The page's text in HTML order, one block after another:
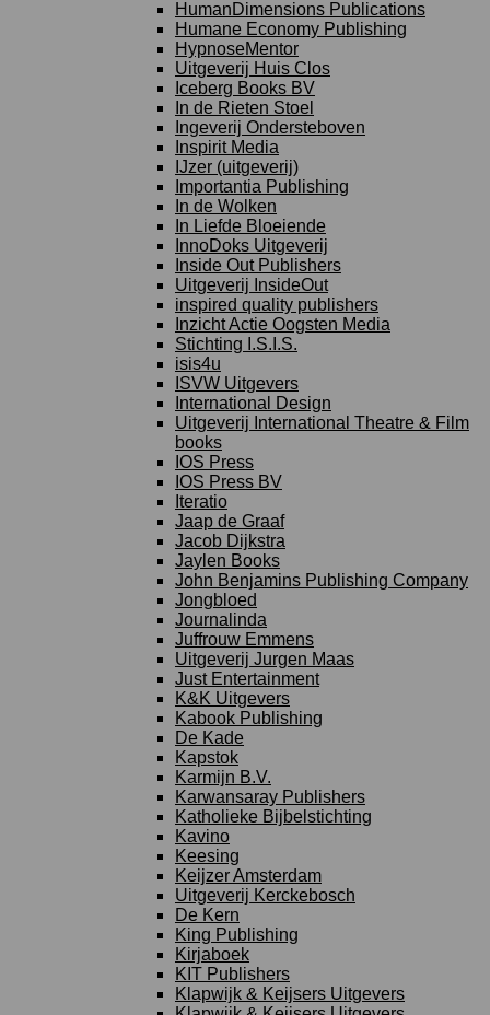
HumanDimensions Publications
Humane Economy Publishing
HypnoseMentor
Uitgeverij Huis Clos
Iceberg Books BV
In de Rieten Stoel
Ingeverij Ondersteboven
Inspirit Media
IJzer (uitgeverij)
Importantia Publishing
In de Wolken
In Liefde Bloeiende
InnoDoks Uitgeverij
Inside Out Publishers
Uitgeverij InsideOut
inspired quality publishers
Inzicht Actie Oogsten Media
Stichting I.S.I.S.
isis4u
ISVW Uitgevers
International Design
Uitgeverij International Theatre & Film
books
IOS Press
IOS Press BV
Iteratio
Jaap de Graaf
Jacob Dijkstra
Jaylen Books
John Benjamins Publishing Company
Jongbloed
Journalinda
Juffrouw Emmens
Uitgeverij Jurgen Maas
Just Entertainment
K&K Uitgevers
Kabook Publishing
De Kade
Kapstok
Karmijn B.V.
Karwansaray Publishers
Katholieke Bijbelstichting
Kavino
Keesing
Keijzer Amsterdam
Uitgeverij Kerckebosch
De Kern
King Publishing
Kirjaboek
KIT Publishers
Klapwijk & Keijsers Uitgevers